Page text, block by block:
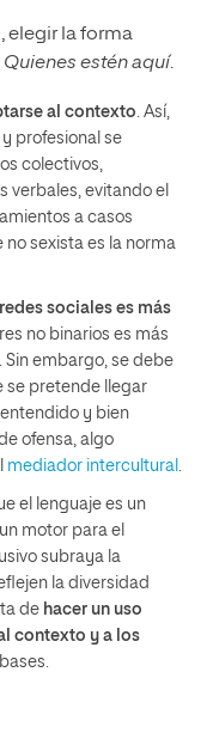
, elegir la forma
Quienes estén aquí.
al contexto. Así,
profesional se
colectivos,
verbales, evitando el
a casos
no sexista es la norma
sociales es más
no binarios es más
embargo, se debe
se pretende llegar
y bien
ofensa, algo
mediador intercultural .
el lenguaje es un
motor para el
subraya la
la diversidad
de hacer un uso
contexto y a los